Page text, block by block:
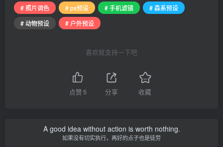
# 照片调色
# ps预设 # 手机滤镜
# 森系预设
# 动物预设
# 户外预设
喜欢就支持一下吧
点赞 5 分享 收藏
A good idea without action is worth nothing.
如果没有切实执行，再好的点子也是徒劳